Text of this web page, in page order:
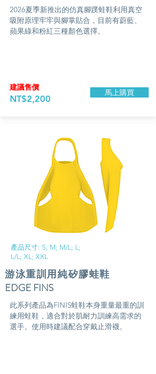
​2026夏季新推出的仿真腳蹼蛙鞋利用真空
吸附原理牢牢與腳掌貼合，目前有蔚藍、
蘋果綠和粉紅三種顏色選擇。
​建議售價
NT$2,200
馬上購買
​產品尺寸: S; M; M/L; L;
L/L; XL; XXL
游泳重訓用純矽膠蛙鞋
EDGE FINS
​此系列產品為FINIS蛙鞋本身重量最重的訓
練用蛙鞋，適合對於肌耐力訓練高需求的
選手。使用時建議配合穿戴止滑襪。